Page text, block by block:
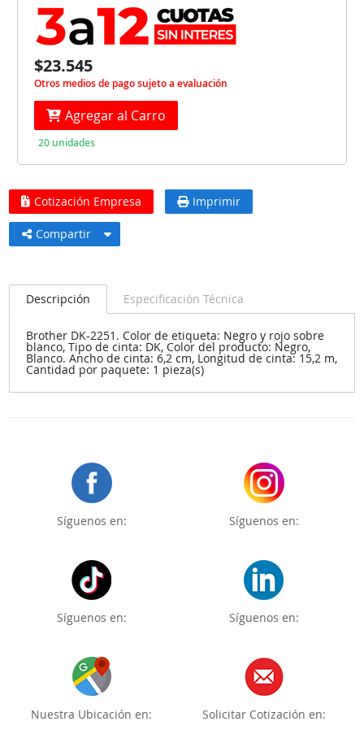
$23.545
Otros medios de pago sujeto a evaluación
Agregar al Carro
20 unidades
Cotización Empresa Imprimir
Compartir
Descripción Especificación Técnica
Brother DK-2251. Color de etiqueta: Negro y rojo sobre
blanco, Tipo de cinta: DK, Color del producto: Negro,
Blanco. Ancho de cinta: 6,2 cm, Longitud de cinta: 15,2 m,
Cantidad por paquete: 1 pieza(s)
Síguenos en: Síguenos en:
Síguenos en: Síguenos en:
Nuestra Ubicación en: Solicitar Cotización en: